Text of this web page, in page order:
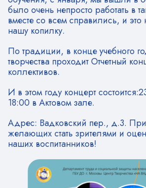
было очень непросто работать в
вместе со всем справились, и это
нашу копилку.
По традиции, в конце учебного
творчества проходит Отчетный
коллективов.
И в этом году концерт
18:00 в Актовом зале.
Адрес: Вадковский пер., д.3.
желающих стать зрителями и
наших воспитанников!